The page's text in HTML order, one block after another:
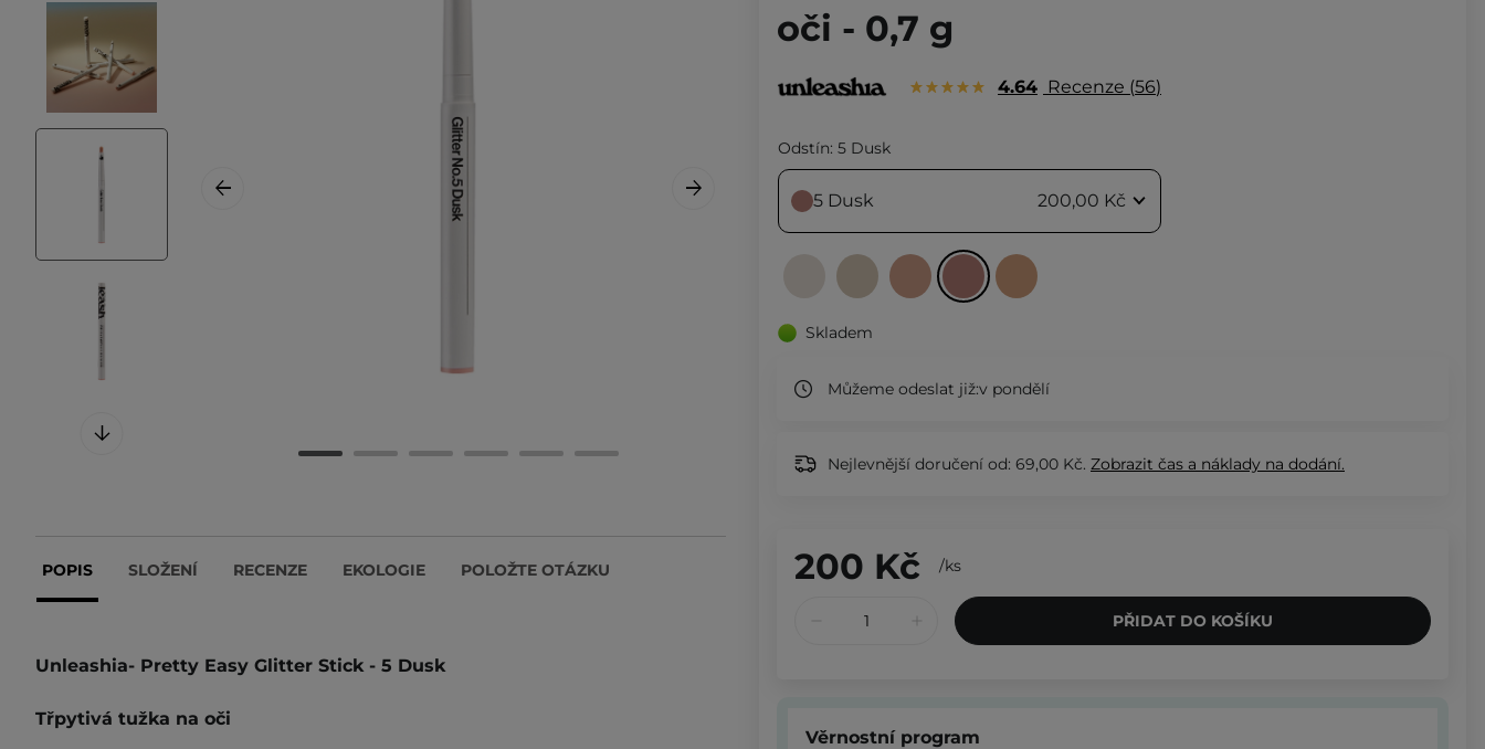
POPIS SLOŽENÍ RECENZE EKOLOGIE POLOŽTE OTÁZKU
Unleashia- Pretty Easy Glitter Stick - 5 Dusk
Třpytivá tužka na oči
oči - 0,7 g
4.64 Recenze 56
Odstín: 5 Dusk
5 Dusk 200,00 Kč
Skladem
Můžeme odeslat již:v pondělí
Nejlevnější doručení od: 69,00 Kč. Zobrazit čas a náklady na dodání.
200 Kč /ks
PŘIDAT DO KOŠÍKU
Věrnostní program